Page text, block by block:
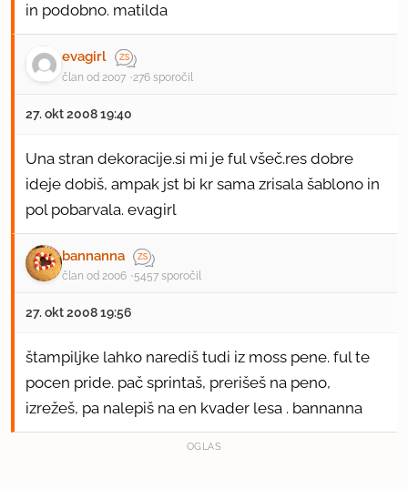
in podobno. matilda
evagirl
član od 2007 276 sporočil
27. okt 2008 19:40
Una stran dekoracije.si mi je ful všeč.res dobre
ideje dobiš, ampak jst bi kr sama zrisala šablono in
pol pobarvala. evagirl
bannanna
član od 2006 5457 sporočil
27. okt 2008 19:56
štampiljke lahko narediš tudi iz moss pene. ful te
pocen pride. pač sprintaš, prerišeš na peno,
izrežeš, pa nalepiš na en kvader lesa . bannanna
OGLAS